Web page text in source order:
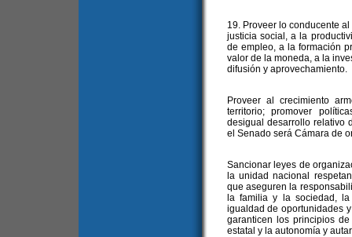
19. Proveer lo conducente
justicia social, a la
de empleo, a la formación
valor de la moneda, a la
difusión y aprovechamiento.
Proveer al crecimiento
territorio; promover
desigual desarrollo relativo
el Senado será Cámara de
Sancionar leyes de
la unidad nacional
que aseguren la
la familia y la sociedad,
igualdad de oportunidades
garanticen los principios
estatal y la autonomía y